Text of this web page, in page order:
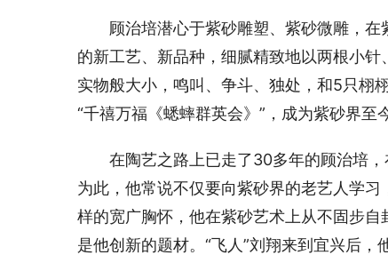
顾治培潜心于紫砂雕塑、紫砂微雕，在
的新工艺、新品种，细腻精致地以两根小
实物般大小，鸣叫、争斗、独处，和5只栩
“千禧万福《蟋蟀群英会》”，成为紫砂界至
在陶艺之路上已走了30多年的顾治培，
为此，他常说不仅要向紫砂界的老艺人学
样的宽广胸怀，他在紫砂艺术上从不固步
是他创新的题材。“飞人”刘翔来到宜兴后